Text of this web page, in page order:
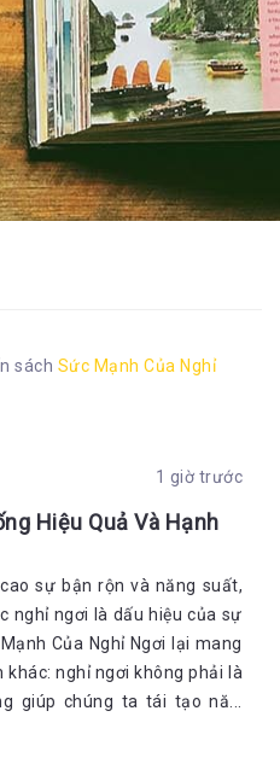
sách Sức Mạnh Của Nghỉ
1 giờ trước
Hiệu Quả Và Hạnh
sự bận rộn và năng suất,
nghỉ ngơi là dấu hiệu của sự
Của Nghỉ Ngơi lại mang
nghỉ ngơi không phải là
giúp chúng ta tái tạo nă...